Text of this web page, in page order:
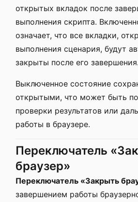
открытых вкладок после
выполнения скрипта.
означает, что все вкладки,
выполнения сценария, будут
закрыты после его завершения.
Выключенное состояние
открытыми, что может быть
проверки результатов или
работы в браузере.
Переключатель
браузер»
Переключатель «Закрыть
завершением работы